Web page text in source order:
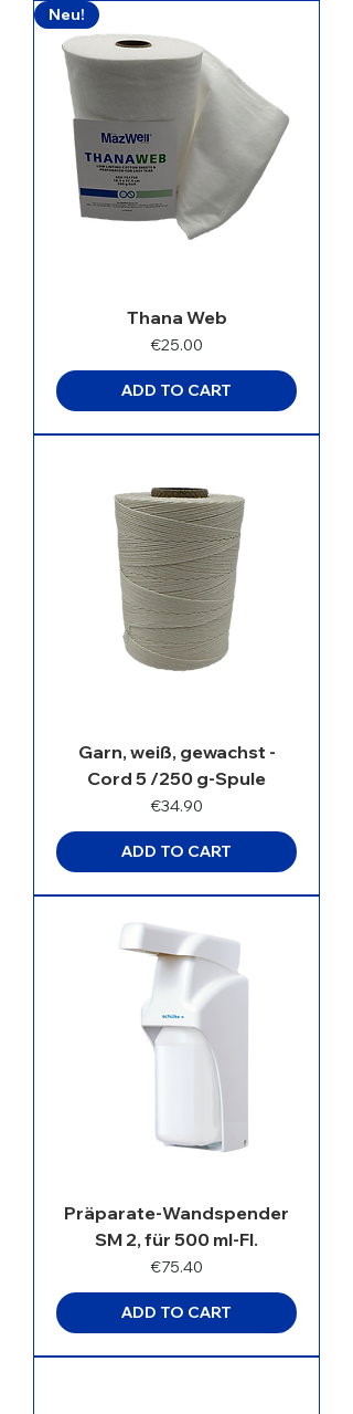
Neu!
Thana Web
Price
€25.00
ADD TO CART
Garn, weiß, gewachst -
Cord 5 /250 g-Spule
Price
€34.90
ADD TO CART
Präparate-Wandspender
SM 2, für 500 ml-Fl.
Price
€75.40
ADD TO CART